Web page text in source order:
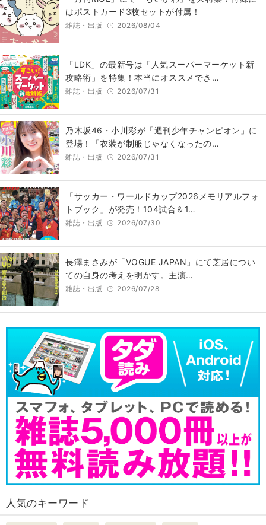
はポストカード3枚セットが付属！
雑誌・出版 2026/08/04
「LDK」の最新号は「人気スーパーマーケット新
攻略術」を特集！本当にオススメでき…
雑誌・出版 2026/07/31
乃木坂46・小川彩が「週刊少年チャンピオン」に
登場！「衣装が制服じゃなくなったの…
雑誌・出版 2026/07/31
「サッカー・ワールドカップ2026メモリアルフォ
トブック」が発売！104試合＆1…
雑誌・出版 2026/07/30
長澤まさみが「VOGUE JAPAN」にて芝居につい
ての自身の考えを明かす。主演…
雑誌・出版 2026/07/28
人気のキーワード